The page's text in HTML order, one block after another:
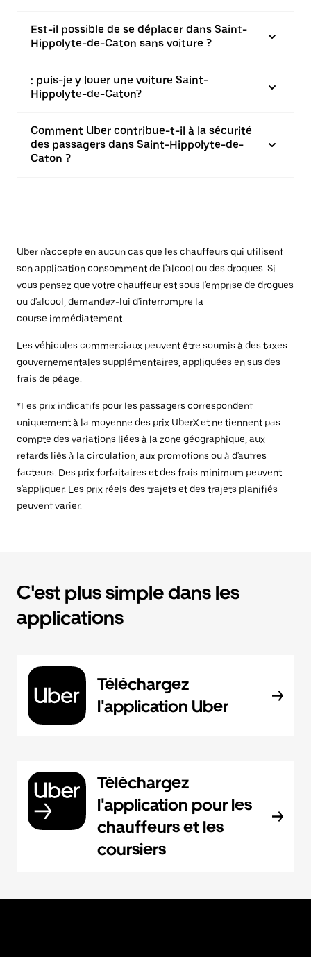
Est-il possible de se déplacer dans Saint-
Hippolyte-de-Caton sans voiture ?
: puis-je y louer une voiture Saint-
Hippolyte-de-Caton?
Comment Uber contribue-t-il à la sécurité
des passagers dans Saint-Hippolyte-de-
Caton ?
Uber n'accepte en aucun cas que les chauffeurs qui utilisent
son application consomment de l'alcool ou des drogues. Si
vous pensez que votre chauffeur est sous l'emprise de drogues
ou d'alcool, demandez-lui d'interrompre la
course immédiatement.
Les véhicules commerciaux peuvent être soumis à des taxes
gouvernementales supplémentaires, appliquées en sus des
frais de péage.
*Les prix indicatifs pour les passagers correspondent
uniquement à la moyenne des prix UberX et ne tiennent pas
compte des variations liées à la zone géographique, aux
retards liés à la circulation, aux promotions ou à d'autres
facteurs. Des prix forfaitaires et des frais minimum peuvent
s'appliquer. Les prix réels des trajets et des trajets planifiés
peuvent varier.
C'est plus simple dans les
applications
Téléchargez
l'application Uber
Téléchargez
l'application pour les
chauffeurs et les
coursiers